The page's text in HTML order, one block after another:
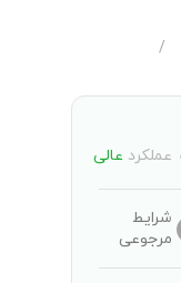
/
عملکرد عالی
شرایط
مرجوعی